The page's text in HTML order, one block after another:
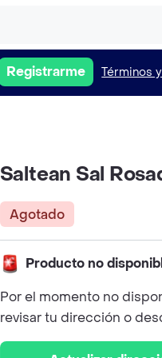
Registrarme Términos
Saltean Sal
Agotado
Producto no
Por el momento no
revisar tu dirección o